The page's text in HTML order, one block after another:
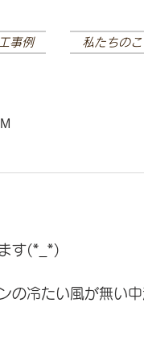
事例 私たちの
す(*_*)
の冷たい風が無い